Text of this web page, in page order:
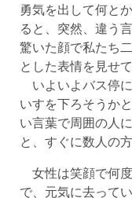
勇気を出して何と
ると、突然、違う
驚いた顔で私たち
とした表情を見せ
いよいよバス停
いすを下ろそうか
い言葉で周囲の人
と、すぐに数人の
女性は笑顔で何
で、元気に去って